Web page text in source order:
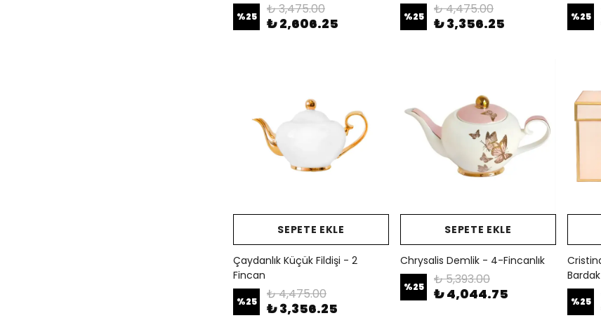
%25 ₺ 3,475.00
₺ 2,606.25 %25 ₺ 4,475.00
₺ 3,356.25 %25
SEPETE EKLE
Çaydanlık Küçük Fildişi - 2
Fincan
%25 ₺ 4,475.00
₺ 3,356.25
SEPETE EKLE
Chrysalis Demlik - 4-Fincanlık
%25 ₺ 5,393.00
₺ 4,044.75
Bardak
%25